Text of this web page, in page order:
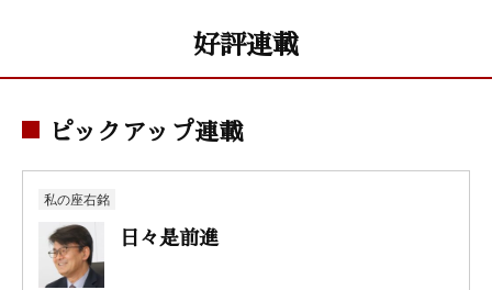
好評連載
ピックアップ連載
私の座右銘
日々是前進